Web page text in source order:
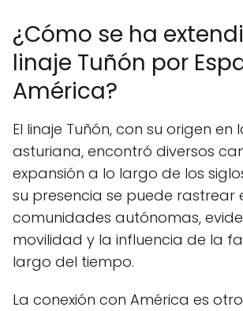
¿Cómo se ha
linaje Tuñón por
América?
El linaje Tuñón, con su origen en
asturiana, encontró diversos
expansión a lo largo de los
su presencia se puede rastrear
comunidades autónomas,
movilidad y la influencia de la
largo del tiempo.
La conexión con América es